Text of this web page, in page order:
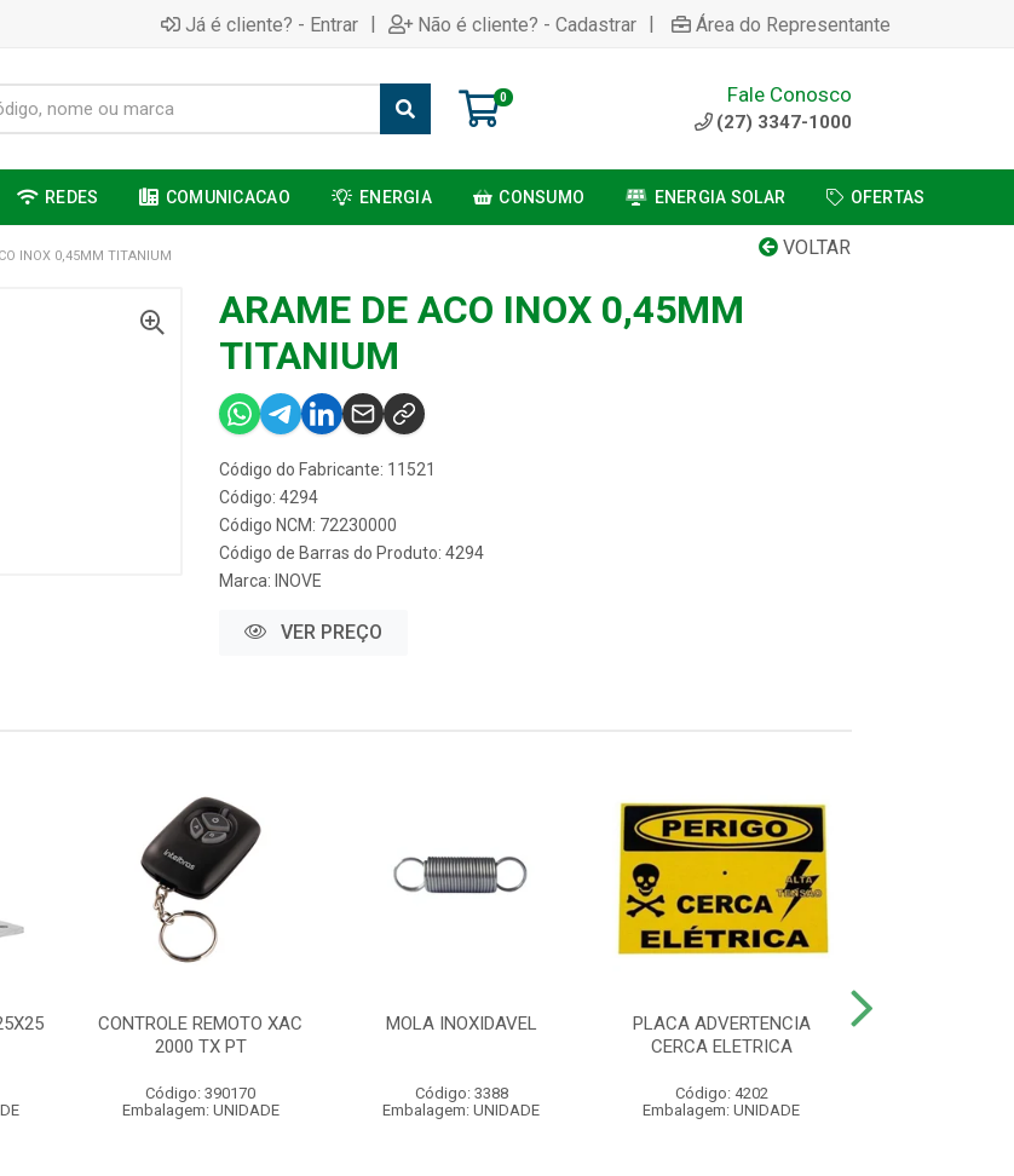
Já é cliente? - Entrar | Não é cliente? - Cadastrar | Área do Representante
0 Fale Conosco
(27) 3347-1000
REDES COMUNICACAO ENERGIA CONSUMO ENERGIA SOLAR OFERTAS
VOLTAR
INOX 0,45MM TITANIUM
ARAME DE ACO INOX 0,45MM
TITANIUM
Código do Fabricante: 11521
Código: 4294
Código NCM: 72230000
Código de Barras do Produto: 4294
Marca: INOVE
VER PREÇO
CONTROLE REMOTO XAC
2000 TX PT
Código: 390170
Embalagem: UNIDADE
MOLA INOXIDAVEL
Código: 3388
Embalagem: UNIDADE
PLACA ADVERTENCIA
CERCA ELETRICA
Código: 4202
Embalagem: UNIDADE